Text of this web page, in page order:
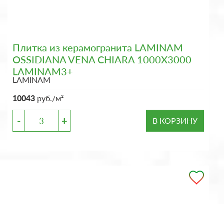
Плитка из керамогранита LAMINAM
OSSIDIANA VENA CHIARA 1000X3000
LAMINAM3+
LAMINAM
10043 руб./м²
- + В КОРЗИНУ